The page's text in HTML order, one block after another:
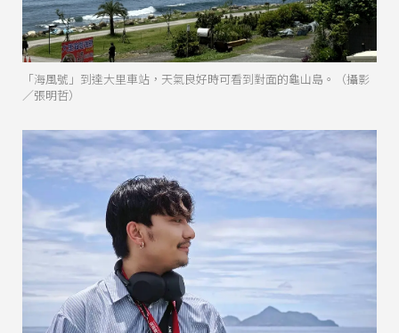
「海風號」到達大里車站，天氣良好時可看到對面的龜山島。（攝影
／張明哲）